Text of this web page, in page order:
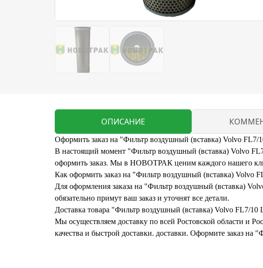
ОПИСАНИЕ
Оформить заказ на "Фильтр воздушный (вставка) Volvo FL7/
В настоящий момент "Фильтр воздушный (вставка) Volvo
оформить заказ. Мы в НОВОТРАК ценим каждого нашего
Как оформить заказ на "Фильтр воздушный (вставка) Volvo
Для оформления заказа на "Фильтр воздушный (вставка)
обязательно примут ваш заказ и уточнят все детали.
Доставка товара "Фильтр воздушный (вставка) Volvo FL7/10
Мы осуществляем доставку по всей Ростовской области и
качества и быстрой доставки. доставки. Оформите заказ